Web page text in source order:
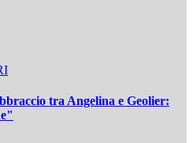
tra Angelina e Geolier: